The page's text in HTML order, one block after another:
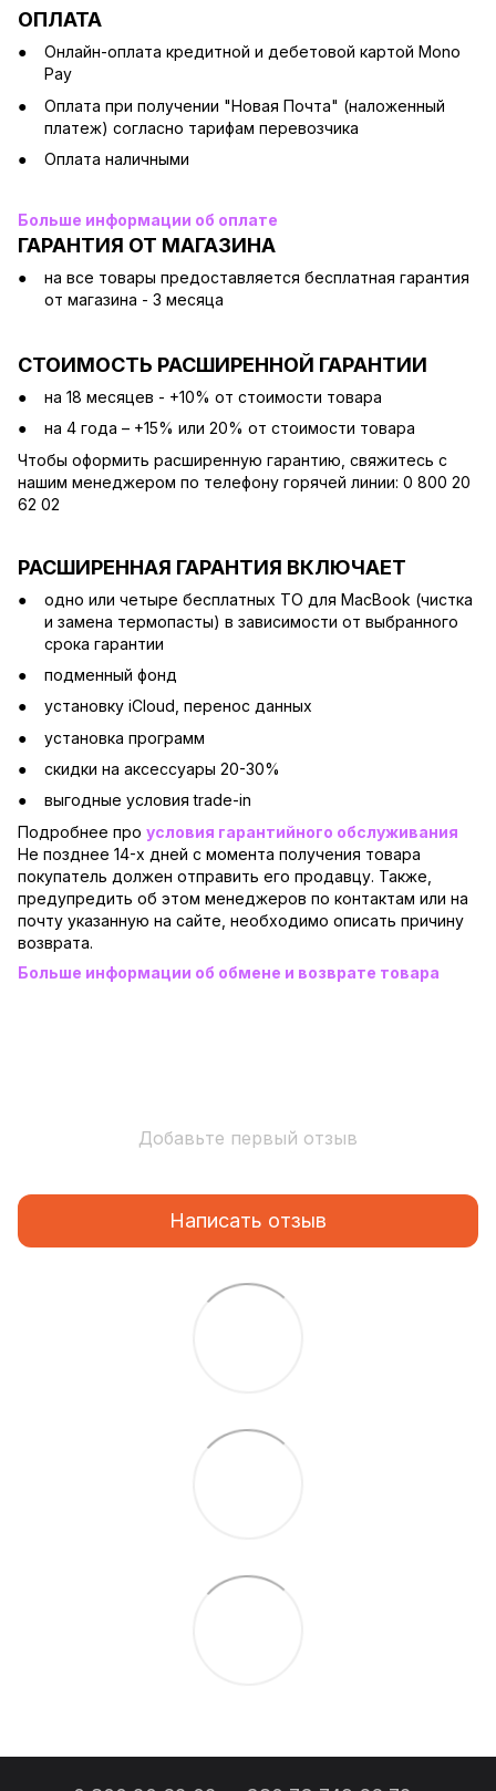
ОПЛАТА
Онлайн-оплата кредитной и дебетовой картой Mono
Pay
Оплата при получении "Новая Почта" (наложенный
платеж) согласно тарифам перевозчика
Оплата наличными
Больше информации об оплате
ГАРАНТИЯ ОТ МАГАЗИНА
на все товары предоставляется бесплатная гарантия
от магазина - 3 месяца
СТОИМОСТЬ РАСШИРЕННОЙ ГАРАНТИИ
на 18 месяцев - +10% от стоимости товара
на 4 года – +15% или 20% от стоимости товара
Чтобы оформить расширенную гарантию, свяжитесь с
нашим менеджером по телефону горячей линии: 0 800 20
62 02
РАСШИРЕННАЯ ГАРАНТИЯ ВКЛЮЧАЕТ
одно или четыре бесплатных ТО для MacBook (чистка
и замена термопасты) в зависимости от выбранного
срока гарантии
подменный фонд
установку iCloud, перенос данных
установка программ
скидки на аксессуары 20-30%
выгодные условия trade-in
Подробнее про условия гарантийного обслуживания
Не позднее 14-х дней с момента получения товара
покупатель должен отправить его продавцу. Также,
предупредить об этом менеджеров по контактам или на
почту указанную на сайте, необходимо описать причину
возврата.
Больше информации об обмене и возврате товара
Добавьте первый отзыв
Написать отзыв